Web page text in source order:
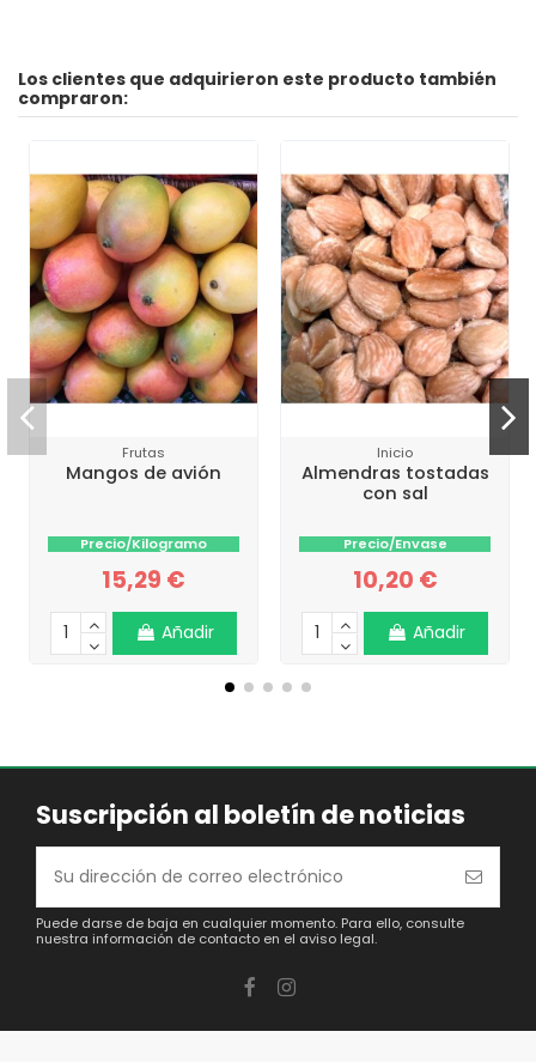
Los clientes que adquirieron este producto también
compraron:
Frutas
Mangos de avión
Precio/Kilogramo
15,29 €
Añadir
Inicio
Almendras tostadas
con sal
Precio/Envase
10,20 €
Añadir
Suscripción al boletín de noticias
Puede darse de baja en cualquier momento. Para ello, consulte
nuestra información de contacto en el aviso legal.